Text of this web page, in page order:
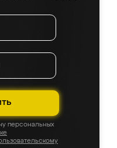
персональных